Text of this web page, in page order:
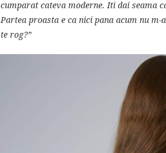
cumparat cateva moderne. Iti dai seama
Partea proasta e ca nici pana acum nu
te rog?”